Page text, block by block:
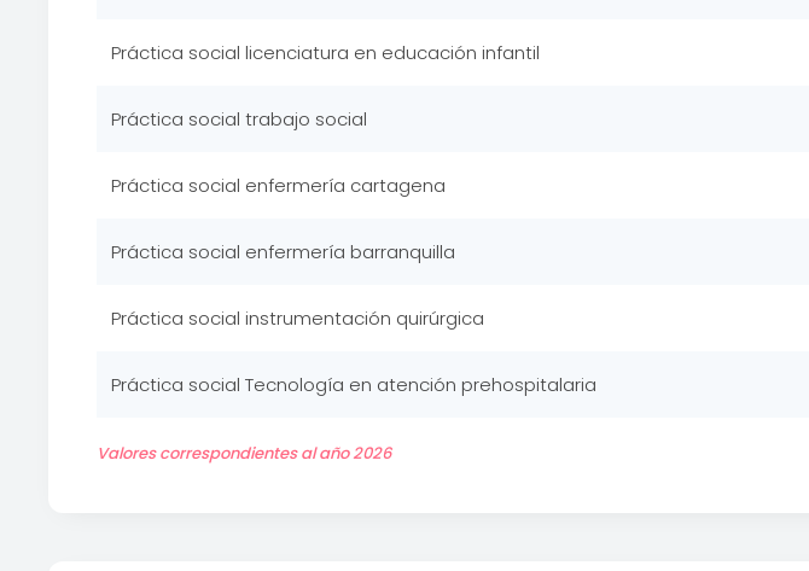
Práctica social licenciatura en educación infantil
Práctica social trabajo social
Práctica social enfermería cartagena
Práctica social enfermería barranquilla
Práctica social instrumentación quirúrgica
Práctica social Tecnología en atención prehospitalaria
Valores correspondientes al año 2026